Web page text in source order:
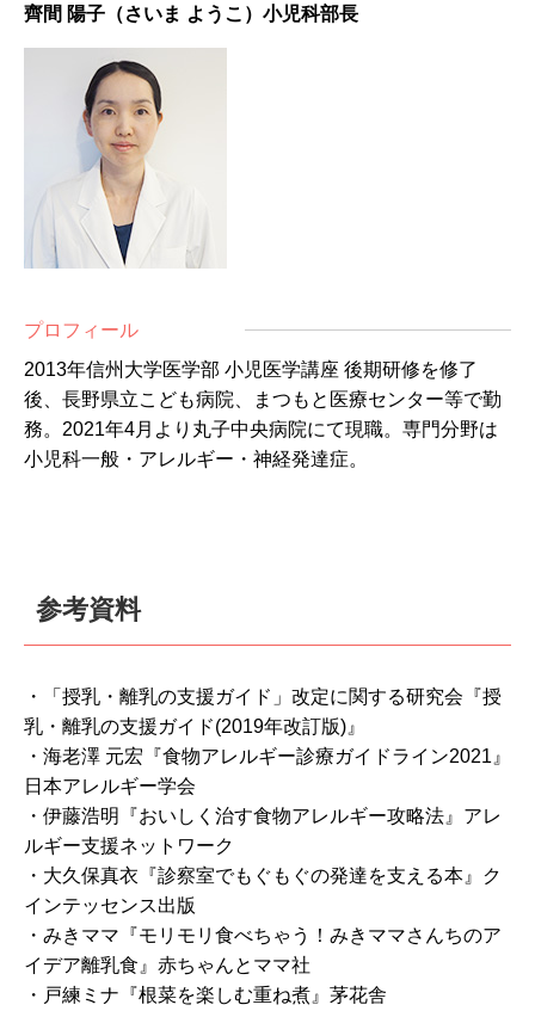
齊間 陽子（さいま ようこ）小児科部長
プロフィール
2013年信州大学医学部 小児医学講座 後期研修を修了
後、長野県立こども病院、まつもと医療センター等で勤
務。2021年4月より丸子中央病院にて現職。専門分野は
小児科一般・アレルギー・神経発達症。
参考資料
・「授乳・離乳の支援ガイド」改定に関する研究会『授
乳・離乳の支援ガイド(2019年改訂版)』
・海老澤 元宏『食物アレルギー診療ガイドライン2021』
日本アレルギー学会
・伊藤浩明『おいしく治す食物アレルギー攻略法』アレ
ルギー支援ネットワーク
・大久保真衣『診察室でもぐもぐの発達を支える本』ク
インテッセンス出版
・みきママ『モリモリ食べちゃう！みきママさんちのア
イデア離乳食』赤ちゃんとママ社
・戸練ミナ『根菜を楽しむ重ね煮』茅花舎